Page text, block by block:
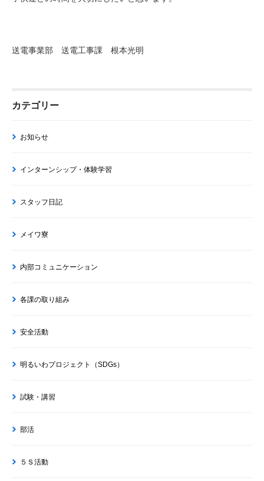
送電事業部 送電工事課 根本光明
カテゴリー
お知らせ
インターンシップ・体験学習
スタッフ日記
メイワ寮
内部コミュニケーション
各課の取り組み
安全活動
明るいわプロジェクト（SDGs）
試験・講習
部活
５Ｓ活動